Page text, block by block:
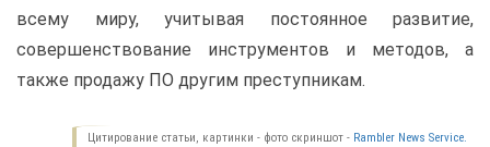
всему миру, учитывая постоянное развитие,
совершенствование инструментов и методов, а
также продажу ПО другим преступникам.
Цитирование статьи, картинки - фото скриншот - Rambler News Service.